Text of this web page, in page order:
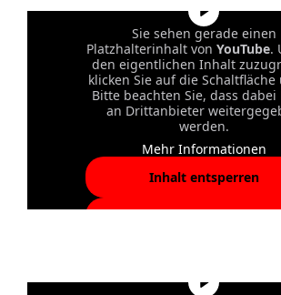
Sie sehen gerade einen
Platzhalterinhalt von YouTube.
den eigentlichen Inhalt
klicken Sie auf die Schaltfläche
Bitte beachten Sie, dass dabei
an Drittanbieter
werden.
Mehr Informationen
Inhalt entsperren